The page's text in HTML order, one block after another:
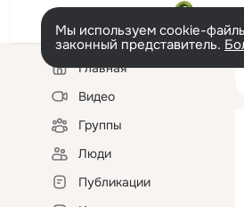
Мы используем cookie-
законный представитель.
Левая
колонкаГлавная
Видео
Группы
Люди
Публикации